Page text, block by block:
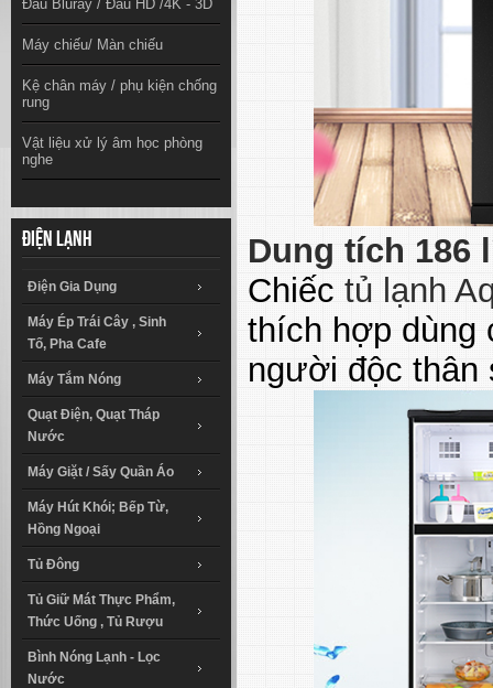
Đầu Bluray / Đầu HD /4K - 3D
Máy chiếu/ Màn chiếu
Kệ chân máy / phụ kiện chống
rung
Vật liệu xử lý âm học phòng
nghe
Điện lạnh
Điện Gia Dụng
Máy Ép Trái Cây , Sinh
Tố, Pha Cafe
Máy Tắm Nóng
Quạt Điện, Quạt Tháp
Nước
Máy Giặt / Sấy Quần Áo
Máy Hút Khói; Bếp Từ,
Hồng Ngoại
Tủ Đông
Tủ Giữ Mát Thực Phẩm,
Thức Uống , Tủ Rượu
Bình Nóng Lạnh - Lọc
Nước
Dung tích 186
Chiếc tủ lạnh
thích hợp dùng
người độc thân